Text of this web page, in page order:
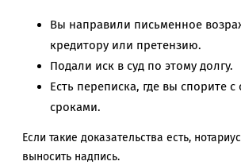
Вы направили письменное
кредитору или претензию.
Подали иск в суд по этому долгу.
Есть переписка, где вы спорите
сроками.
Если такие доказательства есть,
выносить надпись.